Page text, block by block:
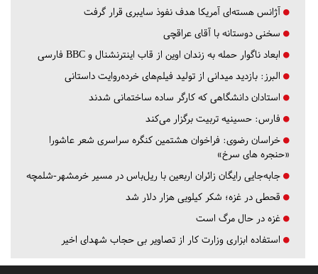
آژانس هسته‌ای آمریکا هدف نفوذ سایبری قرار گرفت
سخنی دوستانه با آقای عراقچی
ابعاد ناگوار حمله به زندان اوین از قاب اینترنشنال و BBC فارسی
البرز: بازدید میدانی از تولید فیلم‌های خرده‌روایت داستانی
استادان دانشگاهی که کارگر ساده ساختمانی شدند
فارس: حسینیه تربیت برگزار می‌کند
خراسان رضوی: فراخوان هشتمین کنگره سراسری شعر عاشورا
«حنجره های سرخ»
جابه‌جایی رایگان زائران اربعین با ریل‌باس در مسیر خرمشهر-شلمچه
قحطی در غزه؛ شکر کیلویی هزار دلار شد
غزه در حال مرگ است
استفاده ابزاری وزارت کار از تصاویر بی حجاب شهدای اخیر